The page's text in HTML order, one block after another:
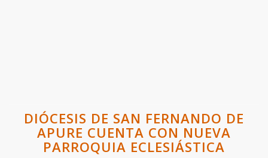
DIÓCESIS DE SAN FERNANDO DE
APURE CUENTA CON NUEVA
PARROQUIA ECLESIÁSTICA